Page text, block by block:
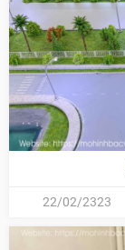
22/02/2323